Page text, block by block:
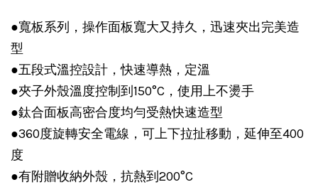
●寬板系列，操作面板寬大又持久，迅速夾出完美造
型
●五段式溫控設計，快速導熱，定溫
●夾子外殼溫度控制到150°C，使用上不燙手
●鈦合面板高密合度均勻受熱快速造型
●360度旋轉安全電線，可上下拉扯移動，延伸至400
度
●有附贈收納外殼，抗熱到200°C